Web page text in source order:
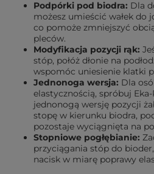
Podpórki pod biodra: Dla
możesz umieścić wałek do
co pomoże zmniejszyć
pleców.
Modyfikacja pozycji rąk:
stóp, połóż dłonie na
wspomóc uniesienie klatki
Jednonoga wersja: Dla
elastycznością, spróbuj
jednonogą wersję pozycji
stopę w kierunku biodra,
pozostaje wyciągnięta na
Stopniowe pogłębianie:
przyciągania stóp do
nacisk w miarę poprawy